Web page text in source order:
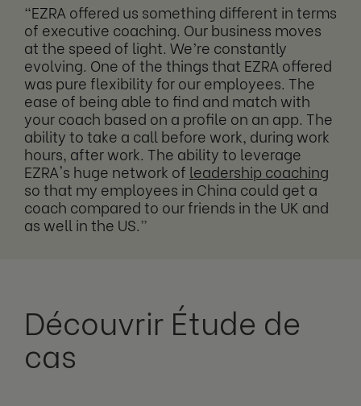
“EZRA offered us something different in terms
of executive coaching. Our business moves
at the speed of light. We’re constantly
evolving. One of the things that EZRA offered
was pure flexibility for our employees. The
ease of being able to find and match with
your coach based on a profile on an app. The
ability to take a call before work, during work
hours, after work. The ability to leverage
EZRA's huge network of leadership coaching
so that my employees in China could get a
coach compared to our friends in the UK and
as well in the US.”
Découvrir Étude de
cas